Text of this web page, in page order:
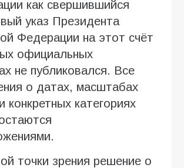
как свершившийся
указ Президента
Федерации на этот счёт
официальных
не публиковался. Все
о датах, масштабах
конкретных категориях
точки зрения решение о